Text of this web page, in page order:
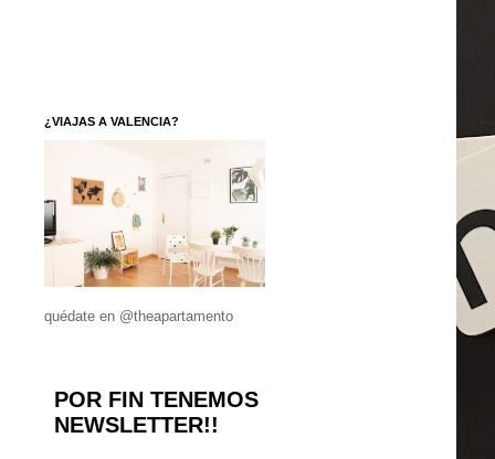
¿VIAJAS A VALENCIA?
quédate en @theapartamento
POR FIN TENEMOS
NEWSLETTER!!